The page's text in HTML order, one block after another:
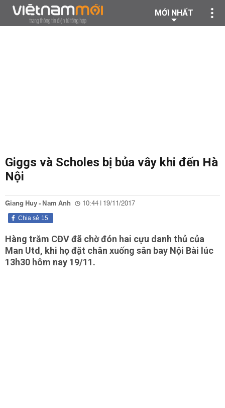
MỚI NHẤT
Giggs và Scholes bị bủa vây khi đến Hà
Nội
Giang Huy - Nam Anh 10:44 | 19/11/2017
15
Chia sẻ
Hàng trăm CĐV đã chờ đón hai cựu danh thủ của
Man Utd, khi họ đặt chân xuống sân bay Nội Bài lúc
13h30 hôm nay 19/11.